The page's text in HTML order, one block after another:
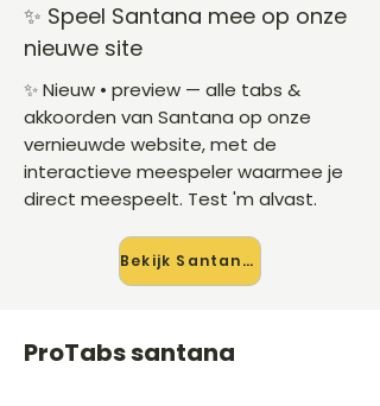
✨ Speel Santana mee op onze
nieuwe site
✨ Nieuw • preview — alle tabs &
akkoorden van Santana op onze
vernieuwde website, met de
interactieve meespeler waarmee je
direct meespeelt. Test 'm alvast.
Bekijk Santana →
ProTabs santana